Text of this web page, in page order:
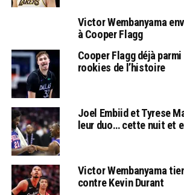
Victor Wembanyama
à Cooper Flagg
Cooper Flagg déjà
rookies de l’histoire
Joel Embiid et Tyrese
leur duo… cette nuit et
Victor Wembanyama
contre Kevin Durant